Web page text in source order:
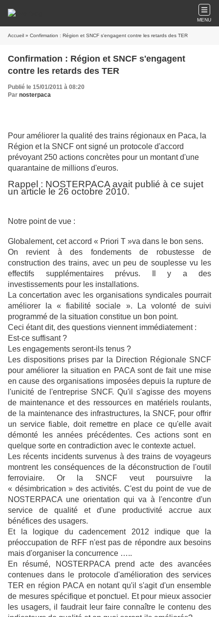
MENU
Accueil » Confirmation : Région et SNCF s'engagent contre les retards des TER
Confirmation : Région et SNCF s'engagent
contre les retards des TER
Publié le 15/01/2011 à 08:20
Par nosterpaca
Pour améliorer la qualité des trains régionaux en Paca, la
Région et la SNCF ont signé un protocole d'accord
prévoyant 250 actions concrètes pour un montant d'une
quarantaine de millions d'euros.
Rappel : NOSTERPACA avait publié à ce sujet
un article le 26 octobre 2010.
Notre point de vue :
Globalement, cet accord « Priori T »va dans le bon sens.
On revient à des fondements de robustesse de
construction des trains, avec un peu de souplesse vu les
effectifs supplémentaires prévus. Il y a des
investissements pour les installations.
La concertation avec les organisations syndicales pourrait
améliorer la « fiabilité sociale ». La volonté de suivi
programmé de la situation constitue un bon point.
Ceci étant dit, des questions viennent immédiatement :
Est-ce suffisant ?
Les engagements seront-ils tenus ?
Les dispositions prises par la Direction Régionale SNCF
pour améliorer la situation en PACA sont de fait une mise
en cause des organisations imposées depuis la rupture de
l'unicité de l'entreprise SNCF. Qu'il s'agisse des moyens
de maintenance et des ressources en matériels roulants,
de la maintenance des infrastructures, la SNCF, pour offrir
un service fiable, doit remettre en place ce qu'elle avait
démonté les années précédentes. Ces actions sont en
quelque sorte en contradiction avec le contexte actuel.
Les récents incidents survenus à des trains de voyageurs
montrent les conséquences de la déconstruction de l'outil
ferroviaire. Or la SNCF veut poursuivre la
« désimbrication » des activités. C'est du point de vue de
NOSTERPACA une orientation qui va à l'encontre d'un
service de qualité et d'une productivité accrue aux
bénéfices des usagers.
Et la logique du cadencement 2012 indique que la
préoccupation de RFF n'est pas de répondre aux besoins
mais d'organiser la concurrence …..
En résumé, NOSTERPACA prend acte des avancées
contenues dans le protocole d'amélioration des services
TER en région PACA en notant qu'il s'agit d'un ensemble
de mesures spécifique et ponctuel. Et pour mieux associer
les usagers, il faudrait leur faire connaître le contenu des